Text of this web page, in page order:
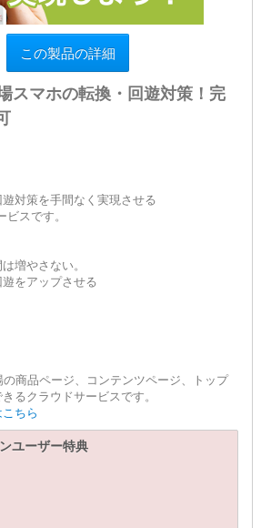
この製品の詳細
スマホの転換・回遊対策！完
対策を手間なく実現させる
スです。
増やさない。
をアップさせる
商品ページ、コンテンツページ、トップ
るクラウドサービスです。
ちら
ユーザー特典